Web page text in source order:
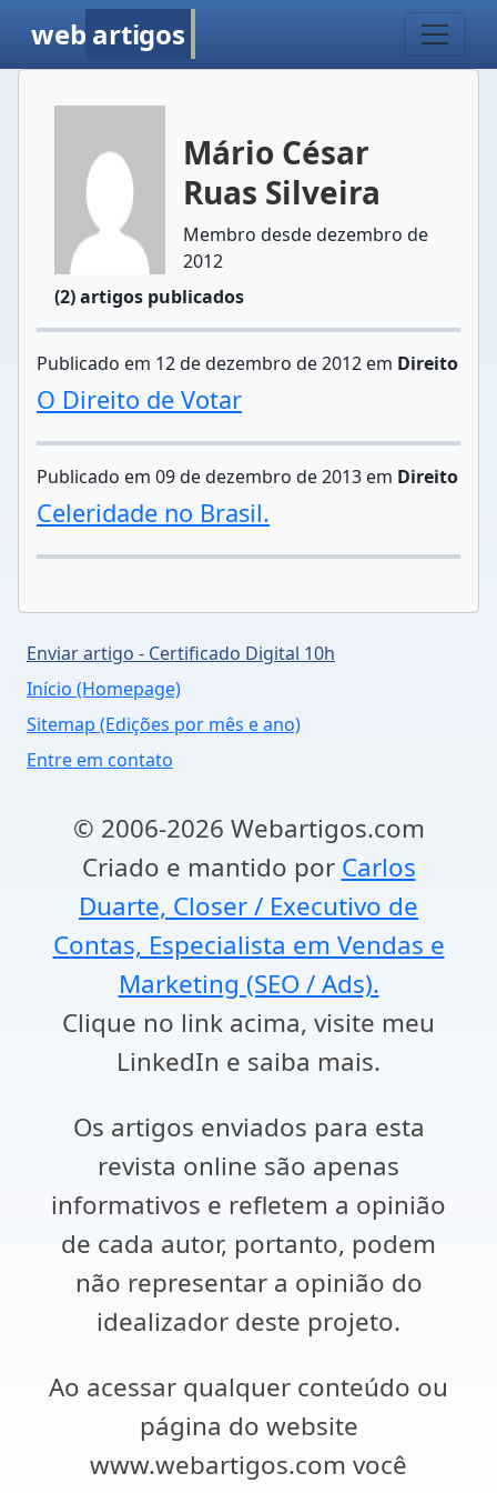
web artigos
Mário César
Ruas Silveira
Membro desde dezembro de
2012
(2) artigos publicados
Publicado em 12 de dezembro de 2012 em Direito
O Direito de Votar
Publicado em 09 de dezembro de 2013 em Direito
Celeridade no Brasil.
Enviar artigo - Certificado Digital 10h
Início (Homepage)
Sitemap (Edições por mês e ano)
Entre em contato
© 2006-2026 Webartigos.com
Criado e mantido por Carlos
Duarte, Closer / Executivo de
Contas, Especialista em Vendas e
Marketing (SEO / Ads).
Clique no link acima, visite meu
LinkedIn e saiba mais.
Os artigos enviados para esta
revista online são apenas
informativos e refletem a opinião
de cada autor, portanto, podem
não representar a opinião do
idealizador deste projeto.
Ao acessar qualquer conteúdo ou
página do website
www.webartigos.com você